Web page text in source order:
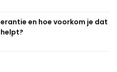
en hoe voorkom je dat